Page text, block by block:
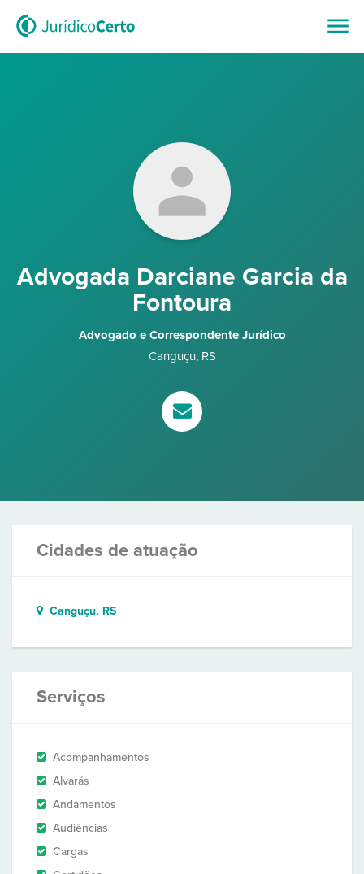
Advogada Darciane Garcia da
Fontoura
Advogado e Correspondente Jurídico
Canguçu, RS
Cidades de atuação
Canguçu, RS
Serviços
Acompanhamentos
Alvarás
Andamentos
Audiências
Cargas